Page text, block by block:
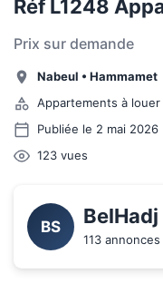
Réf L1248
Prix sur demande
Nabeul • Hammamet
Appartements à louer
Publiée le 2 mai 2026
123 vues
BS
113